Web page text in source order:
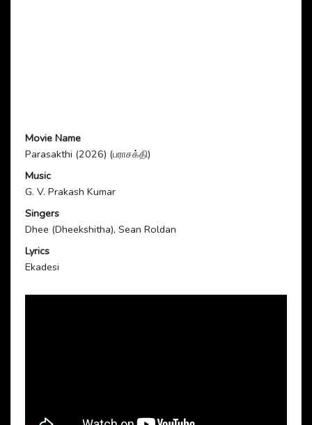
Movie Name
Parasakthi (2026) (பராசக்தி)
Music
G. V. Prakash Kumar
Singers
Dhee (Dheekshitha), Sean Roldan
Lyrics
Ekadesi